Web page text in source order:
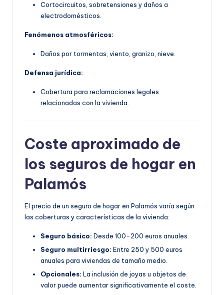
Cortocircuitos, sobretensiones y daños a
electrodomésticos.
Fenómenos atmosféricos:
Daños por tormentas, viento, granizo, nieve.
Defensa jurídica:
Cobertura para reclamaciones legales
relacionadas con la vivienda.
Coste aproximado de
los seguros de hogar en
Palamós
El precio de un seguro de hogar en Palamós varía según
las coberturas y características de la vivienda:
Seguro básico: Desde 100-200 euros anuales.
Seguro multirriesgo: Entre 250 y 500 euros
anuales para viviendas de tamaño medio.
Opcionales: La inclusión de joyas u objetos de
valor puede aumentar significativamente el coste.